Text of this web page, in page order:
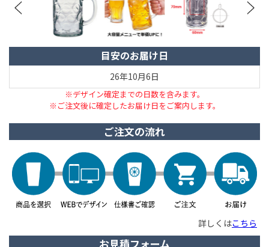
目安のお届け日
26年10月6日
※デザイン確定までの日数を含みます。
※ご注文後に確定したお届け日をご案内します。
ご注文の流れ
詳しくはこちら
お見積フォーム